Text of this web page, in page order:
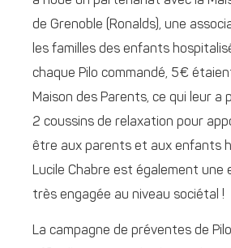
de Grenoble (Ronalds), une
les familles des enfants
chaque Pilo commandé, 5€
Maison des Parents, ce qui leur a
2 coussins de relaxation pour
être aux parents et aux enfants
Lucile Chabre est également une
très engagée au niveau sociétal !
La campagne de préventes de